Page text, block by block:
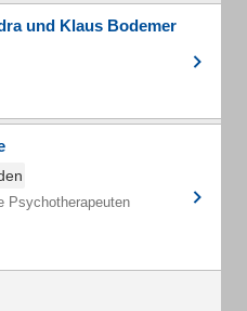
und Klaus Bodemer
Psychotherapeuten